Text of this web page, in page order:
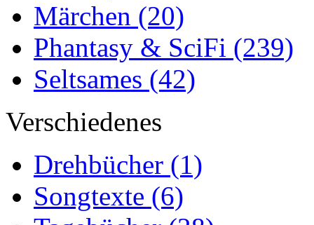
Märchen (20)
Phantasy & SciFi (239)
Seltsames (42)
Verschiedenes
Drehbücher (1)
Songtexte (6)